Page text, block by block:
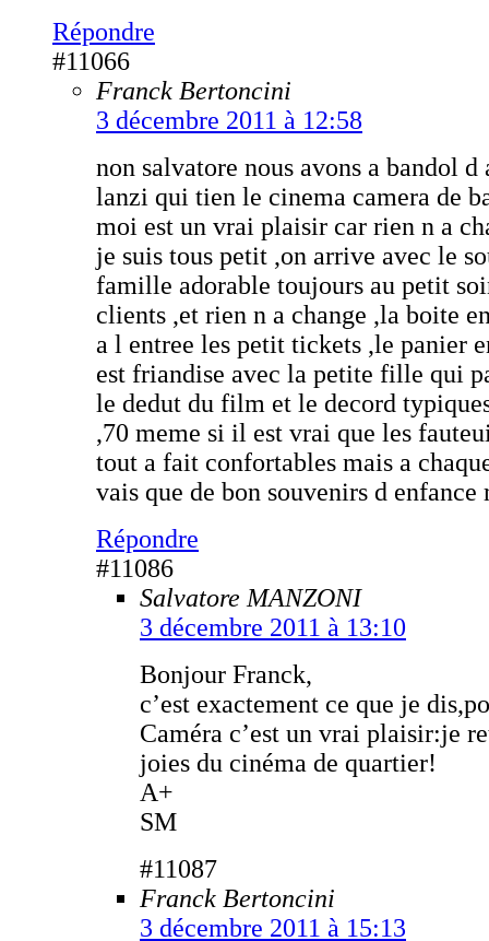
Répondre
#11066
Franck Bertoncini
3 décembre 2011 à 12:58
non salvatore nous avons a bandol
lanzi qui tien le cinema camera de
moi est un vrai plaisir car rien n a
je suis tous petit ,on arrive avec le
famille adorable toujours au petit
clients ,et rien n a change ,la boite
a l entree les petit tickets ,le panier
est friandise avec la petite fille qui
le dedut du film et le decord
,70 meme si il est vrai que les
tout a fait confortables mais a
vais que de bon souvenirs d enfance
Répondre
#11086
Salvatore MANZONI
3 décembre 2011 à 13:10
Bonjour Franck,
c’est exactement ce que je
Caméra c’est un vrai plaisir:je
joies du cinéma de quartier!
A+
SM
#11087
Franck Bertoncini
3 décembre 2011 à 15:13